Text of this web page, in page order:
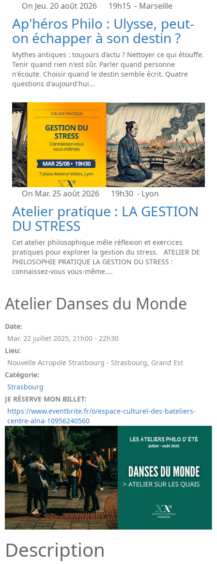
On Jeu. 20 août 2026 19h15 - Marseille
Ap'héros Philo : Ulysse, peut-
on échapper à son destin ?
Mythes antiques : toujours d’actu ? Nettoyer ce qui étouffe.
Tenir quand rien n'est sûr. Parler quand personne
n'écoute. Choisir quand le destin semble écrit. Quatre
questions d'aujourd'hui...
On Mar. 25 août 2026 19h30 - Lyon
Atelier pratique : LA GESTION
DU STRESS
Cet atelier philosophique mêle réflexion et exercices
pratiques pour explorer la gestion du stress. ATELIER DE
PHILOSOPHIE PRATIQUE LA GESTION DU STRESS :
connaissez-vous vous-même....
Atelier Danses du Monde
Date:
Mar. 22 juillet 2025, 21h00 - 22h30
Lieu:
Nouvelle Acropole Strasbourg - Strasbourg, Grand Est
Catégorie:
Strasbourg
JE RÉSERVE MON BILLET:
https://www.eventbrite.fr/o/espace-culturel-des-bateliers-
centre-alna-10956240560
Description